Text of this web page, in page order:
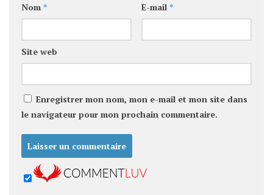
Nom * E-mail *
Site web
Enregistrer mon nom, mon e-mail et mon site dans
le navigateur pour mon prochain commentaire.